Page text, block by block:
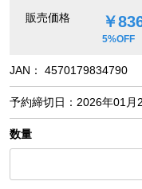
販売価格
5%OFF
￥
JAN： 4570179834790
予約締切日： 2026年01月
数量